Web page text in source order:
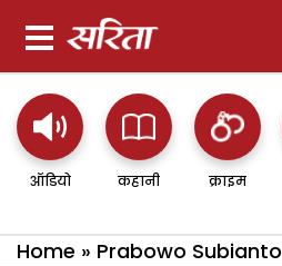
ऑडियो कहानी क्राइम
Home » Prabowo Subianto